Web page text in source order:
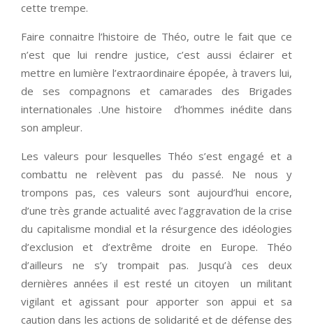
cette trempe.
Faire connaitre l’histoire de Théo, outre le fait que ce
n’est que lui rendre justice, c’est aussi éclairer et
mettre en lumière l’extraordinaire épopée, à travers lui,
de ses compagnons et camarades des Brigades
internationales .Une histoire d’hommes inédite dans
son ampleur.
Les valeurs pour lesquelles Théo s’est engagé et a
combattu ne relèvent pas du passé. Ne nous y
trompons pas, ces valeurs sont aujourd’hui encore,
d’une très grande actualité avec l’aggravation de la crise
du capitalisme mondial et la résurgence des idéologies
d’exclusion et d’extrême droite en Europe. Théo
d’ailleurs ne s’y trompait pas. Jusqu’à ces deux
dernières années il est resté un citoyen un militant
vigilant et agissant pour apporter son appui et sa
caution dans les actions de solidarité et de défense des